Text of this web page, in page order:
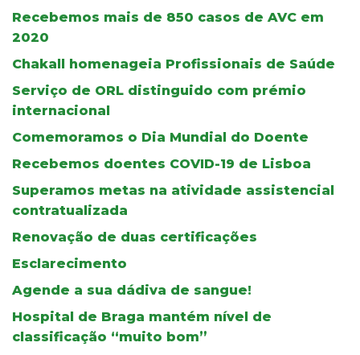
Recebemos mais de 850 casos de AVC em
2020
Chakall homenageia Profissionais de Saúde
Serviço de ORL distinguido com prémio
internacional
Comemoramos o Dia Mundial do Doente
Recebemos doentes COVID-19 de Lisboa
Superamos metas na atividade assistencial
contratualizada
Renovação de duas certificações
Esclarecimento
Agende a sua dádiva de sangue!
Hospital de Braga mantém nível de
classificação “muito bom”